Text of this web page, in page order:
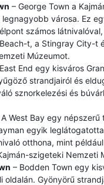
– George Town a
legnagyobb városa. Ez
számos
t, a Stingray City-t
Múzeumot.
End egy kisváros
strandjairól és
sznorkelezési és
A West Bay egy
egyik
otthona, mint
szigeteki Nemzeti
– Bodden Town egy
oldalán. Gyönyörű